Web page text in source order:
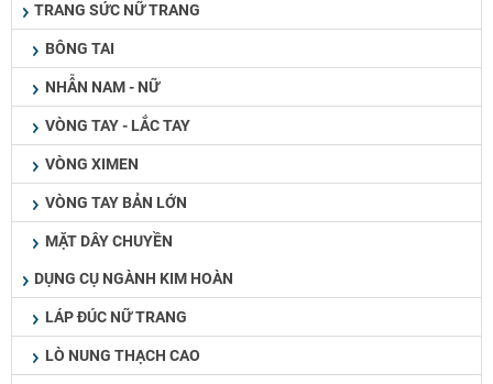
TRANG SỨC NỮ TRANG
BÔNG TAI
NHẪN NAM - NỮ
VÒNG TAY - LẮC TAY
VÒNG XIMEN
VÒNG TAY BẢN LỚN
MẶT DÂY CHUYỀN
DỤNG CỤ NGÀNH KIM HOÀN
LÁP ĐÚC NỮ TRANG
LÒ NUNG THẠCH CAO